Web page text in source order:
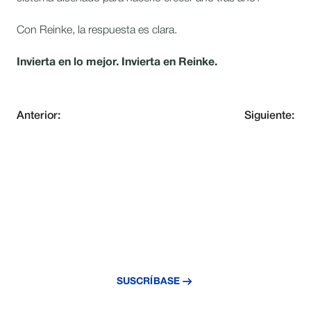
Con Reinke, la respuesta es clara.
Invierta en lo mejor. Invierta en Reinke.
Anterior: Siguiente:
SUSCRÍBASE